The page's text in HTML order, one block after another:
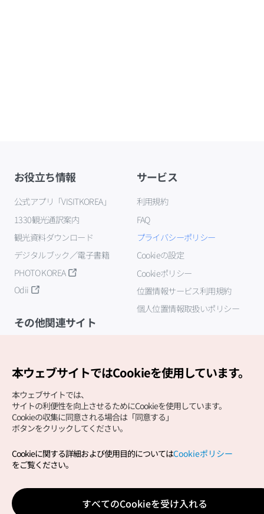
お役立ち情報
公式アプリ「VISITKOREA」
1330観光通訳案内
観光資料ダウンロード
デジタルブック／電子書籍
PHOTO KOREA
Odii
サービス
利用規約
FAQ
プライバシーポリシー
Cookieの設定
Cookieポリシー
位置情報サービス利用規約
個人位置情報取扱いポリシー
その他関連サイト
Copyright (c) Korea Tourism Organization All Rights
サイトエラー報告公式メール
japanese@knto.or.kr
本ウェブサイトではCookieを使用しています。
本ウェブサイトでは、
サイトの利便性を向上させるためにCookieを使用しています。
Cookieの収集に同意される場合は「同意する」
ボタンをクリックしてください。
Cookieに関する詳細および使用目的についてはCookieポリシー
をご覧ください。
すべてのCookieを受け入れる